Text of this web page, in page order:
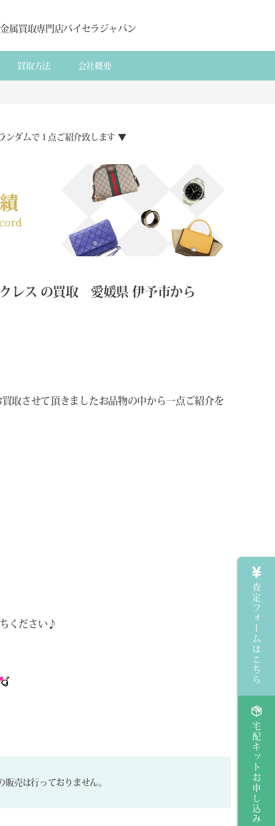
属買取専門店バイセラジャパン
買取方法 会社概要
ンダムで１点ご紹介致します ▼
レス の買取 愛媛県 伊予市から
取させて頂きましたお品物の中から一点ご紹介を
ください♪
売は行っておりません。
査定フォームはこちら
宅配キットお申し込み